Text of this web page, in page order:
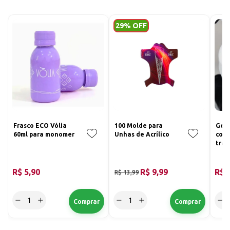
Frasco ECO Vòlia
60ml para monomer
R$ 5,90
29% OFF
100 Molde para
Unhas de Acrílico
R$ 13,99 R$ 9,99
Gel
R$